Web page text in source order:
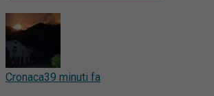
Cronaca39 minuti fa